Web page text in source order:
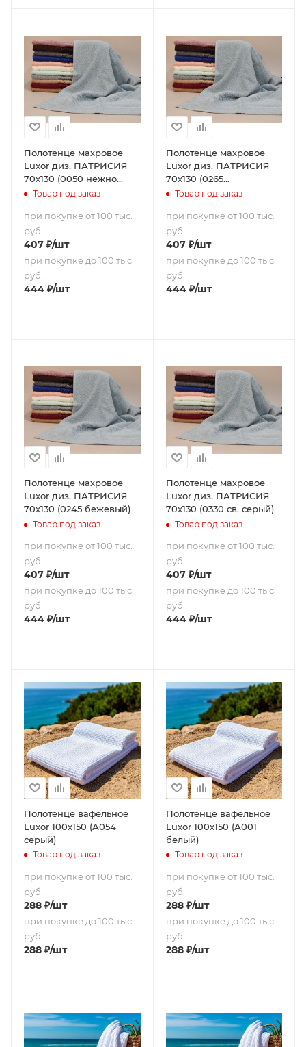
Полотенце махровое
Luxor диз. ПАТРИСИЯ
70х130 (0050 нежно
розовый)
Товар под заказ
при покупке от 100 тыс.
руб.
407 ₽/шт
при покупке до 100 тыс.
руб.
444 ₽/шт
Полотенце махровое
Luxor диз. ПАТРИСИЯ
70х130 (0265
шоколадный)
Товар под заказ
при покупке от 100 тыс.
руб.
407₽/шт
при покупке до 100 тыс.
руб.
444₽/шт
Полотенце махровое
Luxor диз. ПАТРИСИЯ
70х130 (0245 бежевый)
Товар под заказ
при покупке от 100 тыс.
руб.
407 ₽/шт
при покупке до 100 тыс.
руб.
444 ₽/шт
Полотенце махровое
Luxor диз. ПАТРИСИЯ
70х130 (0330 св. серый)
Товар под заказ
при покупке от 100 тыс.
руб.
407₽/шт
при покупке до 100 тыс.
руб.
444₽/шт
Полотенце вафельное
Luxor 100х150 (А054
серый)
Товар под заказ
при покупке от 100 тыс.
руб.
288 ₽/шт
при покупке до 100 тыс.
руб.
288 ₽/шт
Полотенце вафельное
Luxor 100х150 (А001
белый)
Товар под заказ
при покупке от 100 тыс.
руб.
288₽/шт
при покупке до 100 тыс.
руб.
288₽/шт